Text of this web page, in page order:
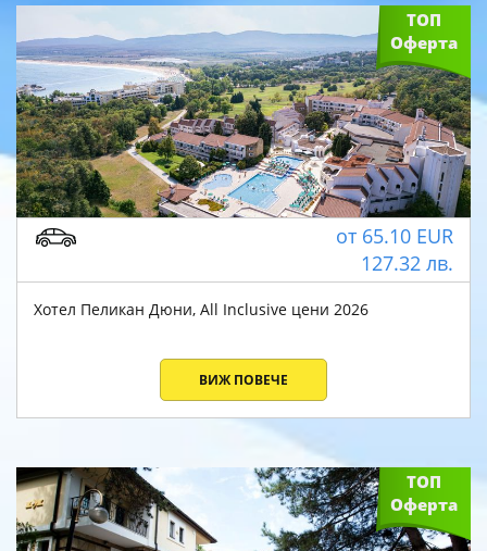
ТОП
Оферта
от 65.10EUR
127.32лв.
Хотел Пеликан Дюни, All Inclusive цени 2026
ВИЖ ПОВЕЧЕ
ТОП
Оферта